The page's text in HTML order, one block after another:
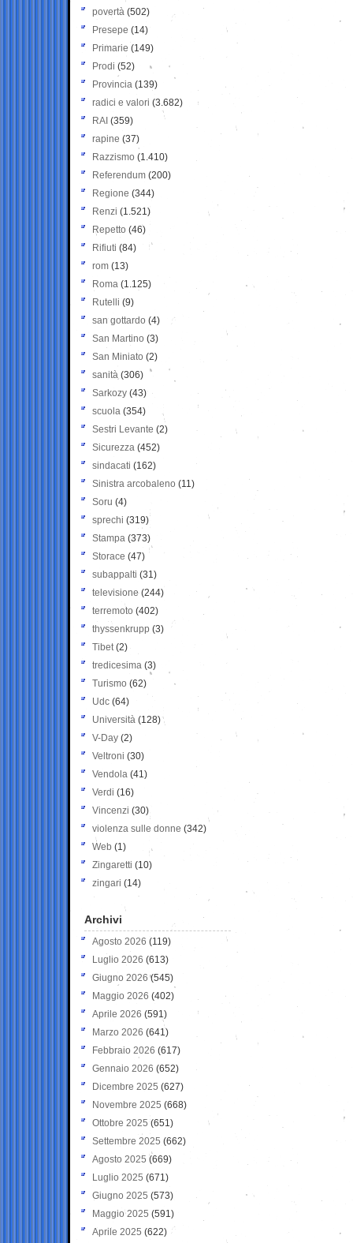
povertà (502)
Presepe (14)
Primarie (149)
Prodi (52)
Provincia (139)
radici e valori (3.682)
RAI (359)
rapine (37)
Razzismo (1.410)
Referendum (200)
Regione (344)
Renzi (1.521)
Repetto (46)
Rifiuti (84)
rom (13)
Roma (1.125)
Rutelli (9)
san gottardo (4)
San Martino (3)
San Miniato (2)
sanità (306)
Sarkozy (43)
scuola (354)
Sestri Levante (2)
Sicurezza (452)
sindacati (162)
Sinistra arcobaleno (11)
Soru (4)
sprechi (319)
Stampa (373)
Storace (47)
subappalti (31)
televisione(244)
terremoto (402)
thyssenkrupp (3)
Tibet(2)
tredicesima (3)
Turismo (62)
Udc (64)
Università (128)
V-Day (2)
Veltroni (30)
Vendola (41)
Verdi (16)
Vincenzi (30)
violenza sulle donne (342)
Web (1)
Zingaretti (10)
zingari (14)
Archivi
Agosto 2026 (119)
Luglio 2026 (613)
Giugno 2026 (545)
Maggio 2026 (402)
Aprile 2026 (591)
Marzo 2026 (641)
Febbraio 2026 (617)
Gennaio 2026 (652)
Dicembre 2025 (627)
Novembre 2025 (668)
Ottobre 2025 (651)
Settembre 2025 (662)
Agosto 2025 (669)
Luglio 2025 (671)
Giugno 2025 (573)
Maggio 2025 (591)
Aprile 2025 (622)